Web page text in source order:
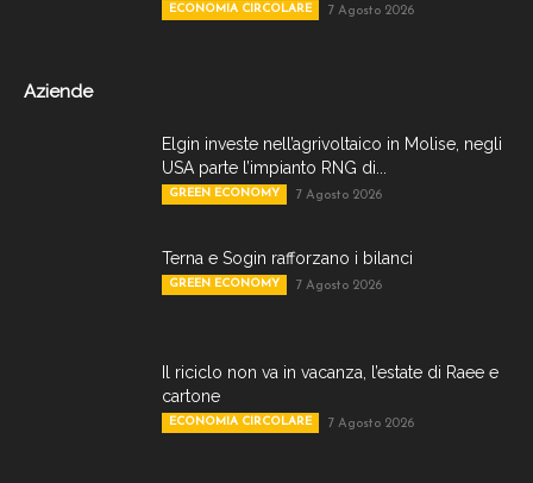
ECONOMIA CIRCOLARE 7 Agosto 2026
Aziende
Elgin investe nell’agrivoltaico in Molise, negli
USA parte l’impianto RNG di...
GREEN ECONOMY 7 Agosto 2026
Terna e Sogin rafforzano i bilanci
GREEN ECONOMY 7 Agosto 2026
Il riciclo non va in vacanza, l’estate di Raee e
cartone
ECONOMIA CIRCOLARE 7 Agosto 2026